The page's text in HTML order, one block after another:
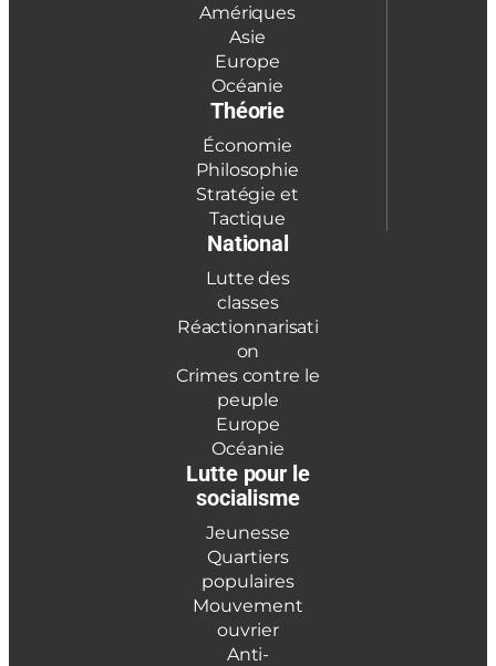
Amériques
Asie
Europe
Océanie
Théorie
Économie
Philosophie
Stratégie et
Tactique
National
Lutte des
classes
Réactionnarisati
on
Crimes contre le
peuple
Europe
Océanie
Lutte pour le
socialisme
Jeunesse
Quartiers
populaires
Mouvement
ouvrier
Anti-